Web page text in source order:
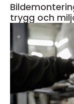
Bildemontering
trygg och